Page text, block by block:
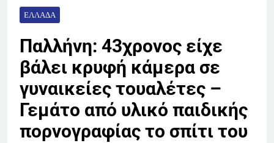
ΕΛΛΆΔΑ
Παλλήνη: 43χρονος είχε
βάλει κρυφή κάμερα σε
γυναικείες τουαλέτες –
Γεμάτο από υλικό παιδικής
πορνογραφίας το σπίτι του